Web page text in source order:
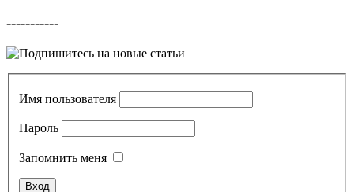
-----------
Имя пользователя
Пароль
Запомнить меня